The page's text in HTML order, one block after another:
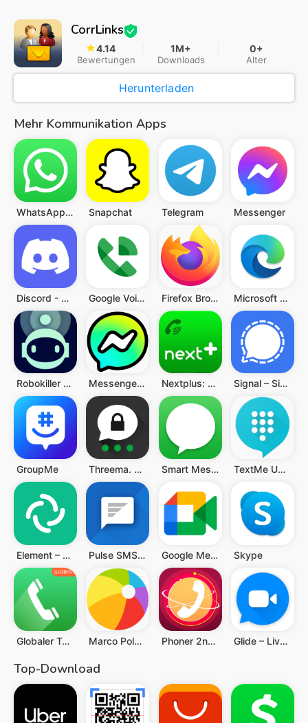
CorrLinks
4.14
Bewertungen
1M+
Downloads
0+
Alter
Herunterladen
Mehr Kommunikation Apps
WhatsApp Messenger Snapchat Telegram Messenger
Discord - Freunde & Community Google Voice Firefox Browser: sicher surfen Microsoft Edge: KI-Browser
Robokiller - Spam Call Blocker Messenger Kids – The Messaging Nextplus: Phone # Text + Call Signal – Sicherer Messenger
GroupMe Threema. Der sichere Messenger Smart Messages TextMe Up Calling & Texts
Element – Sicher kommunizieren Pulse SMS (Phone/Tablet/Web) Google Meet Skype
Globaler Telefonanruf, WIFI Marco Polo - Video Messenger Phoner 2nd Phone Number + Text Glide – Live-Videonachrichten
Top-Download